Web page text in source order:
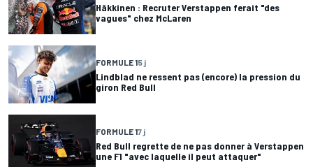
Häkkinen : Recruter Verstappen ferait "des
vagues" chez McLaren
FORMULE 15 j
Lindblad ne ressent pas (encore) la pression du
giron Red Bull
FORMULE 17 j
Red Bull regrette de ne pas donner à Verstappen
une F1 "avec laquelle il peut attaquer"